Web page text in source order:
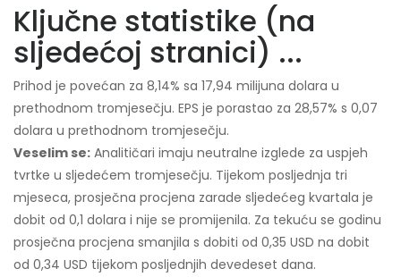
Ključne statistike (na
sljedećoj stranici) ...
Prihod je povećan za 8,14% sa 17,94 milijuna dolara u
prethodnom tromjesečju. EPS je porastao za 28,57% s 0,07
dolara u prethodnom tromjesečju.
Veselim se: Analitičari imaju neutralne izglede za uspjeh
tvrtke u sljedećem tromjesečju. Tijekom posljednja tri
mjeseca, prosječna procjena zarade sljedećeg kvartala je
dobit od 0,1 dolara i nije se promijenila. Za tekuću se godinu
prosječna procjena smanjila s dobiti od 0,35 USD na dobit
od 0,34 USD tijekom posljednjih devedeset dana.